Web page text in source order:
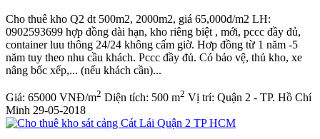
Cho thuê kho Q2 dt 500m2, 2000m2, giá 65,000đ/m2 LH:
0902593699 hợp đồng dài hạn, kho riêng biệt , mới, pccc đầy đủ,
container luu thông 24/24 không cấm giờ. Hơp đồng từ 1 năm -5
năm tuy theo nhu cầu khách. Pccc đầy đủ. Có bảo vệ, thủ kho, xe
nâng bốc xếp,... (nếu khách cần)...
Giá: 65000 VNĐ/m2 Diện tích: 500 m2 Vị trí: Quận 2 - TP. Hồ Chí
Minh 29-05-2018